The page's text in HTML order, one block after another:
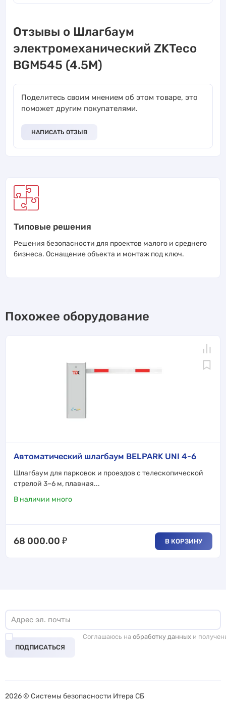
Отзывы о Шлагбаум
электромеханический ZKTeco
BGM545 (4.5M)
Поделитесь своим мнением об этом товаре, это
поможет другим покупателями.
НАПИСАТЬ ОТЗЫВ
Типовые решения
Решения безопасности для проектов малого и среднего
бизнеса. Оснащение объекта и монтаж под ключ.
Похожее оборудование
Автоматический шлагбаум BELPARK UNI 4-6
Шлагбаум для парковок и проездов с телескопической
стрелой 3–6 м, плавная...
В наличии много
68 000.00 ₽ В КОРЗИНУ
ПОДПИСАТЬСЯ
Соглашаюсь на обработку данных и
2026 © Системы безопасности Итера СБ